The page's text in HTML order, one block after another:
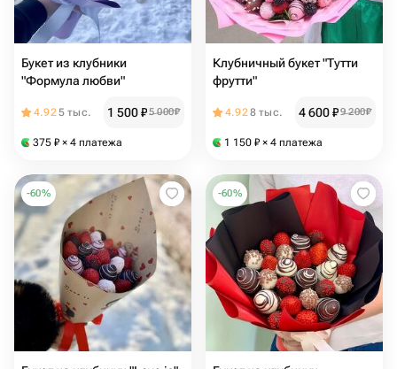
Букет из клубники
"Формула любви"
4.925 тыс. 1 500₽5 000₽
375 ₽ × 4 платежа
Клубничный букет "Тутти
фрутти"
4.928 тыс. 4 600₽9 200₽
1 150 ₽ × 4 платежа
-60% -60%